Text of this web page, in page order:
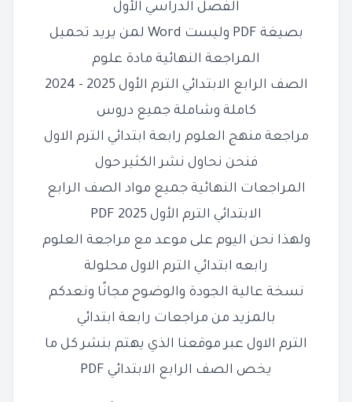
الفصل الدراسي الأول
بصيغة PDF وليست Word لمن يريد تحميل
المراجعة النهائية مادة علوم
الصف الرابع
الابتدائي الترم الأول 2025 - 2024
كاملة وشاملة جميع دروس
مراجعة منهج العلوم رابعة ابتدائي الترم الاول
فنحن نحاول نشر الكثير حول
المراجعات النهائية جميع مواد الصف الرابع
الابتدائي الترم الأول 2025 PDF
ولهذا نحن اليوم على موعد مع مراجعة العلوم
رابعه ابتدائي الترم الاول محلولة
نسخة عالية الجودة والوضوح مجانًا ونعدكم
بالمزيد من مراجعات رابعة ابتدائي
الترم الاول عبر موقعنا الذي يهتم بنشر كل ما
يخص الصف الرابع الابتدائي PDF